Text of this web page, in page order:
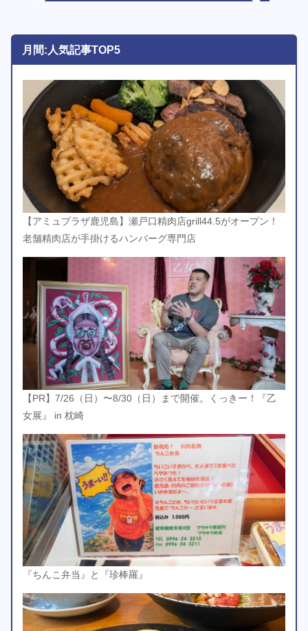
月間:人気記事TOP5
【アミュプラザ鹿児島】瀬戸口精肉店grill44.5がオープン！
老舗精肉店が手掛けるハンバーグ専門店
【PR】7/26（日）〜8/30（日）まで開催。くっきー！『乙
女展』 in 枕崎
『ちんこ弁当』と『珍棒羅』